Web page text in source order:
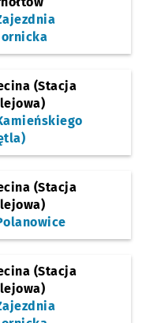
(Stacja
(Stacja
(Stacja